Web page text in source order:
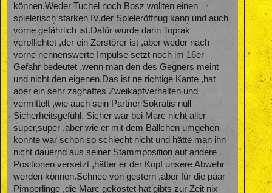
können.Weder Tuchel noch Bosz wollten einen
spielerisch starken IV,der Spieleröffnug kann und auch
vorne gefährlich ist.Dafür wurde dann Toprak
verpflichtet ,der ein Zerstörer ist ,aber weder nach
vorne nennenswerte Impulse setzt noch im 16er
Gefahr bedeutet ,wenn man den des Gegners meint
und nicht den eigenen.Das ist ne richtige Kante ,hat
aber ein sehr zaghaftes Zweikapfverhalten und
vermittelt ,wie auch sein Partner Sokratis null
Sicherheitsgefühl. Sicher war bei Marc nicht aller
super,super ,aber wie er mit dem Bällchen umgehen
konnte war schon so schlecht nicht und hätte man ihn
nicht dauernd aus seiner Stammposition auf andere
Positionen versetzt ,hätter er der Kopf unsere Abwehr
werden können.Schnee von gestern ,aber für die paar
Pimperlinge ,die Marc gekostet hat gibts zur Zeit nix